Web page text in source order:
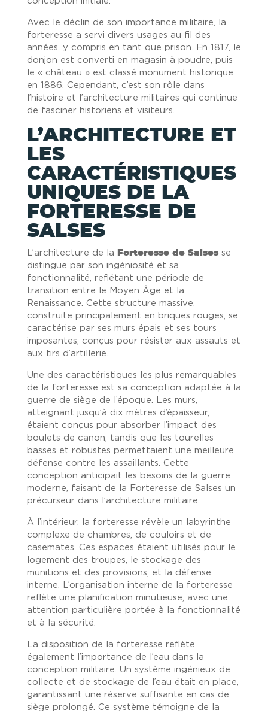
Avec le déclin de son importance militaire, la
forteresse a servi divers usages au fil des
années, y compris en tant que prison. En 1817, le
donjon est converti en magasin à poudre, puis
le « château » est classé monument historique
en 1886. Cependant, c’est son rôle dans
l’histoire et l’architecture militaires qui continue
de fasciner historiens et visiteurs.
L’ARCHITECTURE ET
LES
CARACTÉRISTIQUES
UNIQUES DE LA
FORTERESSE DE
SALSES
L’architecture de la Forteresse de Salsesse
distingue par son ingéniosité et sa
fonctionnalité, reflétant une période de
transition entre le Moyen Âge et la
Renaissance. Cette structure massive,
construite principalement en briques rouges, se
caractérise par ses murs épais et ses tours
imposantes, conçus pour résister aux assauts et
aux tirs d’artillerie.
Une des caractéristiques les plus remarquables
de la forteresse est sa conception adaptée à la
guerre de siège de l’époque. Les murs,
atteignant jusqu’à dix mètres d’épaisseur,
étaient conçus pour absorber l’impact des
boulets de canon, tandis que les tourelles
basses et robustes permettaient une meilleure
défense contre les assaillants. Cette
conception anticipait les besoins de la guerre
moderne, faisant de la Forteresse de Salses un
précurseur dans l’architecture militaire.
À l’intérieur, la forteresse révèle un labyrinthe
complexe de chambres, de couloirs et de
casemates. Ces espaces étaient utilisés pour le
logement des troupes, le stockage des
munitions et des provisions, et la défense
interne. L’organisation interne de la forteresse
reflète une planification minutieuse, avec une
attention particulière portée à la fonctionnalité
et à la sécurité.
La disposition de la forteresse reflète
également l’importance de l’eau dans la
conception militaire. Un système ingénieux de
collecte et de stockage de l’eau était en place,
garantissant une réserve suffisante en cas de
siège prolongé. Ce système témoigne de la